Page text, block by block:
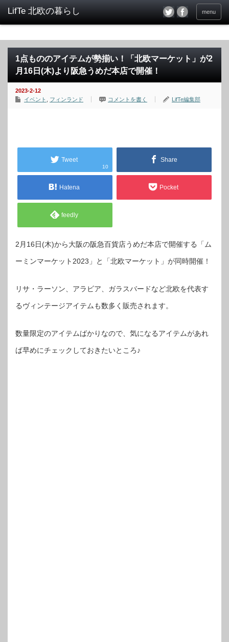
menu
1点もののアイテムが勢揃い！「北欧マーケット」が2
月16日(木)より阪急うめだ本店で開催！
2023-2-12
イベント
フィンランド コメントを書く LifTe編集部
Tweet
10
Share
Hatena Pocket
feedly
2月16日(木)から大阪の阪急百貨店うめだ本店で開催する「ム
ーミンマーケット2023」と「北欧マーケット」が同時開催！
リサ・ラーソン、アラビア、ガラスバードなど北欧を代表す
るヴィンテージアイテムも数多く販売されます。
数量限定のアイテムばかりなので、気になるアイテムがあれ
ば早めにチェックしておきたいところ♪